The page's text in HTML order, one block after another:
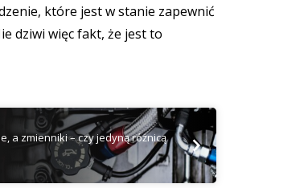
które jest w stanie zapewnić
dziwi więc fakt, że jest to
a zmienniki – czy jedyną różnicą